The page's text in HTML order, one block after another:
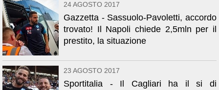
24 AGOSTO 2017
Gazzetta - Sassuolo-Pavoletti, accordo
trovato! Il Napoli chiede 2,5mln per il
prestito, la situazione
23 AGOSTO 2017
Sportitalia - Il Cagliari ha il si di